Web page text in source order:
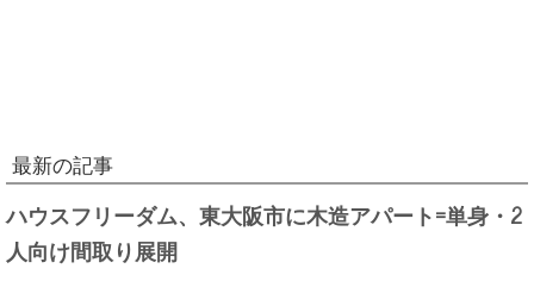
最新の記事
ハウスフリーダム、東大阪市に木造アパート=単身・2
人向け間取り展開